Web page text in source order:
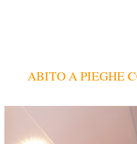
ABITO A PIEGHE